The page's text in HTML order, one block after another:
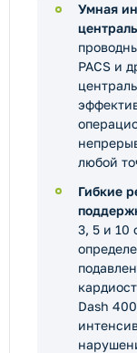
Умная
PACS и
любой
Гибкие
3, 5 и 10
Dash